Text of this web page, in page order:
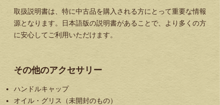
取扱説明書は、特に中古品を購入される方にとって重要な情報
源となります。日本語版の説明書があることで、より多くの方
に安心してご利用いただけます。
その他のアクセサリー
ハンドルキャップ
オイル・グリス（未開封のもの）